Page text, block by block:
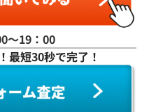
イバトル
・
K18WG モザン
ン・ダイヤモン
トップ 0.97・
〜19：00
最短30秒で完了！